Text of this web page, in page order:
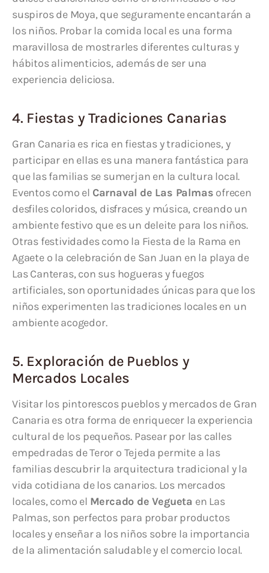
suspiros de Moya, que seguramente encantarán a
los niños. Probar la comida local es una forma
maravillosa de mostrarles diferentes culturas y
hábitos alimenticios, además de ser una
experiencia deliciosa.
4. Fiestas y Tradiciones Canarias
Gran Canaria es rica en fiestas y tradiciones, y
participar en ellas es una manera fantástica para
que las familias se sumerjan en la cultura local.
Eventos como el Carnaval de Las Palmas ofrecen
desfiles coloridos, disfraces y música, creando un
ambiente festivo que es un deleite para los niños.
Otras festividades como la Fiesta de la Rama en
Agaete o la celebración de San Juan en la playa de
Las Canteras, con sus hogueras y fuegos
artificiales, son oportunidades únicas para que los
niños experimenten las tradiciones locales en un
ambiente acogedor.
5. Exploración de Pueblos y
Mercados Locales
Visitar los pintorescos pueblos y mercados de Gran
Canaria es otra forma de enriquecer la experiencia
cultural de los pequeños. Pasear por las calles
empedradas de Teror o Tejeda permite a las
familias descubrir la arquitectura tradicional y la
vida cotidiana de los canarios. Los mercados
locales, como el Mercado de Vegueta en Las
Palmas, son perfectos para probar productos
locales y enseñar a los niños sobre la importancia
de la alimentación saludable y el comercio local.